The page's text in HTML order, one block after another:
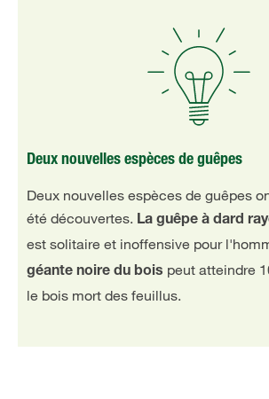
Deux nouvelles espèces de guêpes
Deux nouvelles espèces de guêpes
été découvertes. La guêpe à dard
est solitaire et inoffensive pour
géante noire du bois peut atteindre
le bois mort des feuillus.